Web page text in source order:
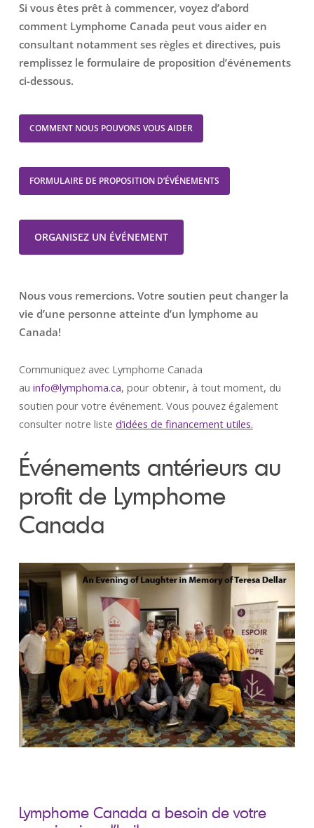
Si vous êtes prêt à commencer, voyez d’abord
comment Lymphome Canada peut vous aider en
consultant notamment ses règles et directives, puis
remplissez le formulaire de proposition d’événements
ci-dessous.
COMMENT NOUS POUVONS VOUS AIDER
FORMULAIRE DE PROPOSITION D’ÉVÉNEMENTS
ORGANISEZ UN ÉVÉNEMENT
Nous vous remercions. Votre soutien peut changer la
vie d’une personne atteinte d’un lymphome au
Canada!
Communiquez avec Lymphome Canada
au info@lymphoma.ca, pour obtenir, à tout moment, du
soutien pour votre événement. Vous pouvez également
consulter notre liste d’idées de financement utiles.
Événements antérieurs au
profit de Lymphome
Canada
Lymphome Canada a besoin de votre